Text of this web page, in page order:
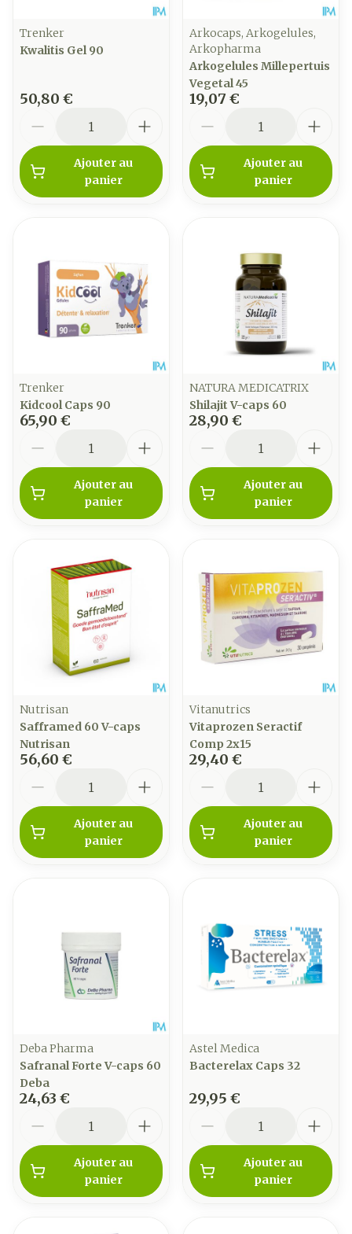
Trenker
Kwalitis Gel 90
50,80 €
Ajouter au
panier
Arkocaps, Arkogelules,
Arkopharma
Arkogelules Millepertuis
Vegetal 45
19,07 €
Ajouter au
panier
Trenker
Kidcool Caps 90
65,90 €
Ajouter au
panier
NATURA MEDICATRIX
Shilajit V-caps 60
28,90 €
Ajouter au
panier
Nutrisan
Safframed 60 V-caps
Nutrisan
56,60 €
Ajouter au
panier
Vitanutrics
Vitaprozen Seractif
Comp 2x15
29,40 €
Ajouter au
panier
Deba Pharma
Safranal Forte V-caps 60
Deba
24,63 €
Ajouter au
panier
Astel Medica
Bacterelax Caps 32
29,95 €
Ajouter au
panier